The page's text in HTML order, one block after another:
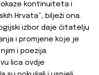
kontinuiteta i
Hrvata”, bilježi ona.
izbor daje čitatelju
i promjene koje je
i poezija.
lica ovdje